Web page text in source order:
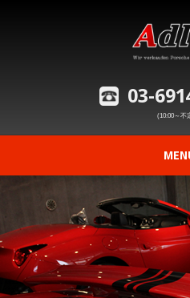
03-
(10:00～不
在庫車情報
修理事例の紹介